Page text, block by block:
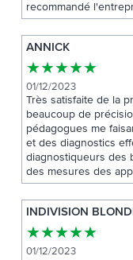
recommandé
ANNICK
★★★★★
01/12/2023
Très satisfaite de la
beaucoup de
pédagogues me
et des diagnostics
diagnostiqueurs des
des mesures des
INDIVISION
★★★★★
01/12/2023